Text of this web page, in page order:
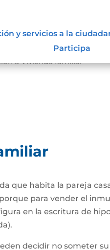
y servicios a la
Participa
que habita la pareja
para vender el
en la escritura de
decidir no someter